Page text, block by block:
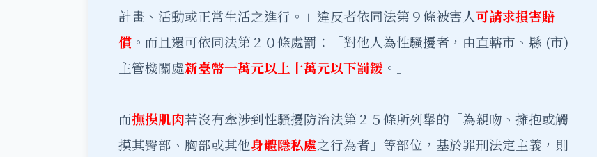
計畫、活動或正常生活之進行。」違反者依同法第９條被害人可請求損害賠
償 。而且還可依同法第２０條處罰：「對他人為性騷擾者，由直轄市、縣 (市)
主管機關處新臺幣一萬元以上十萬元以下罰鍰 。」
而撫摸肌肉若沒有牽涉到性騷擾防治法第２５條所列舉的「為親吻、擁抱或觸
摸其臀部、胸部或其他身體隱私處之行為者」等部位，基於罪刑法定主義，則